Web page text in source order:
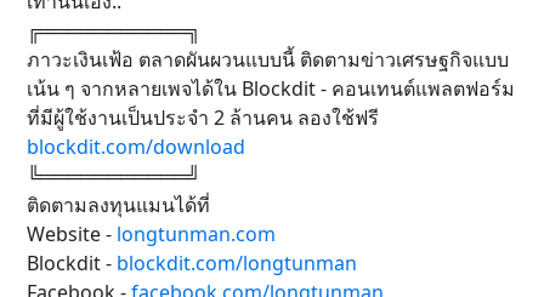
╔═══════════╗
ภาวะเงินเฟ้อ ตลาดผันผวนแบบนี้ ติดตามข่าวเศรษฐกิจแบบ
เน้น ๆ จากหลายเพจได้ใน Blockdit - คอนเทนต์แพลตฟอร์ม
ที่มีผู้ใช้งานเป็นประจำ 2 ล้านคน ลองใช้ฟรี
blockdit.com/download
╚═══════════╝
ติดตามลงทุนแมนได้ที่
Website - longtunman.com
Blockdit - blockdit.com/longtunman